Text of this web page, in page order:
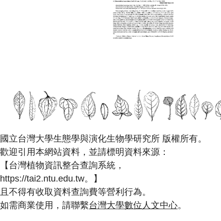
國立台灣大學生態學與演化生物學研究所 版權所有。
歡迎引用本網站資料，並請標明資料來源：
【台灣植物資訊整合查詢系統，
https://tai2.ntu.edu.tw。】
且不得有收取資料查詢費等營利行為。
如需商業使用，請聯繫台灣大學數位人文中心。